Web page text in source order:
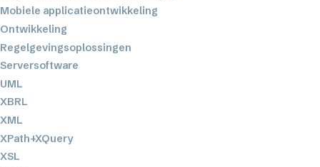
Mobiele applicatieontwikkeling
Ontwikkeling
Regelgevingsoplossingen
Serversoftware
UML
XBRL
XML
XPath+XQuery
XSL